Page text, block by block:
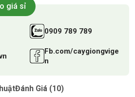
giá sỉ
0909 789 789
Fb.com/caygiongvige
n
Đánh Giá (10)